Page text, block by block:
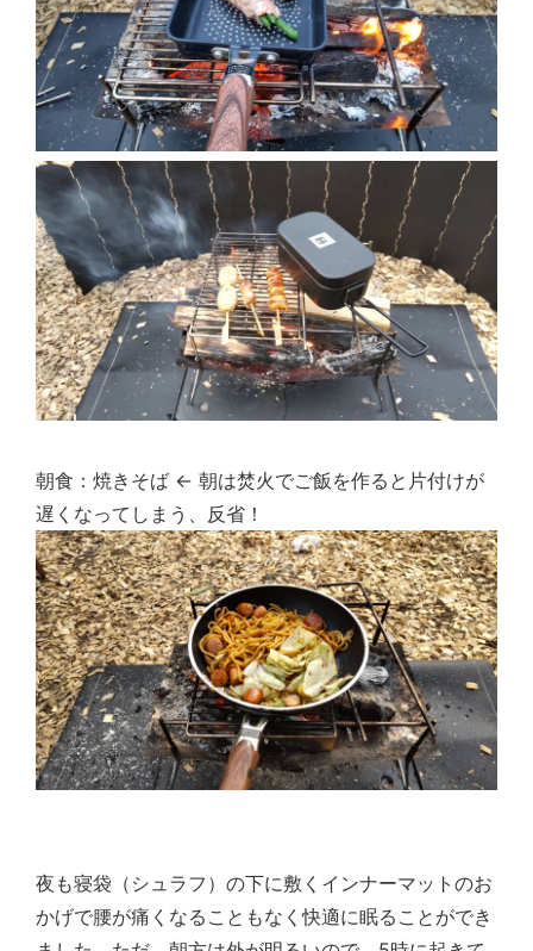
朝食：焼きそば ← 朝は焚火でご飯を作ると片付けが
遅くなってしまう、反省！
夜も寝袋（シュラフ）の下に敷くインナーマットのお
かげで腰が痛くなることもなく快適に眠ることができ